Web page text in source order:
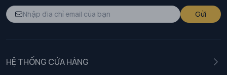
Gửi
HỆ THỐNG CỬA HÀNG